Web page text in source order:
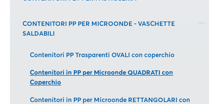
CONTENITORI PP PER MICROONDE - VASCHETTE
SALDABILI
Contenitori PP Trasparenti OVALI con coperchio
Contenitori in PP per Microonde QUADRATI con
Coperchio
Contenitori in PP per Microonde RETTANGOLARI con